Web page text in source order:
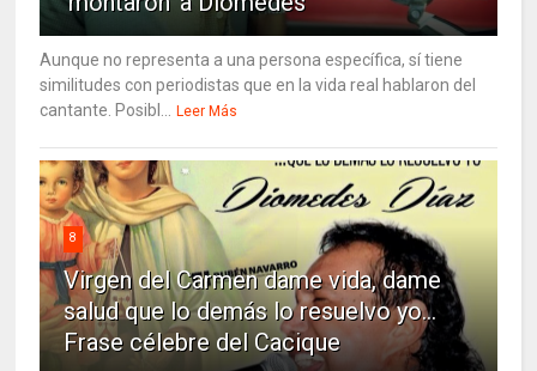
Aunque no representa a una persona específica, sí tiene
similitudes con periodistas que en la vida real hablaron del
cantante. Posibl...
Leer Más
8
Virgen del Carmen dame vida, dame
salud que lo demás lo resuelvo yo…
Frase célebre del Cacique